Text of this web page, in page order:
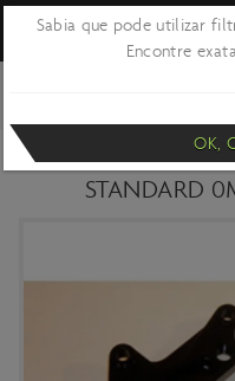
DROPOUTS
STANDARD
Sabia que pode utilizar
Encontre
OK,